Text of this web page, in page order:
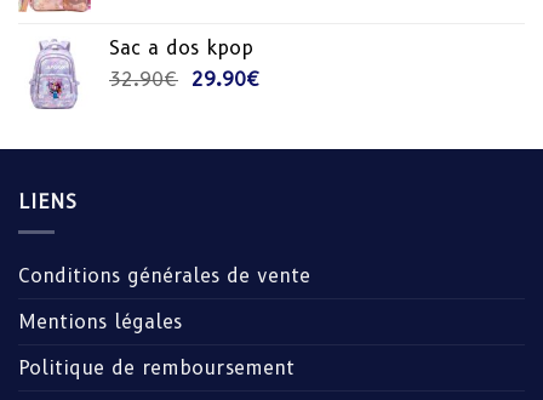
était :
55.90€.45.90€.
Sac a dos kpop
32.90€
Le
était :
29.90€Le
est :
LIENS
Conditions générales de vente
Mentions légales
Politique de remboursement